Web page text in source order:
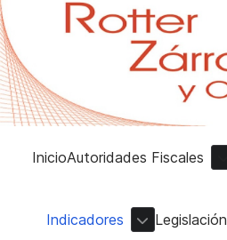
InicioAutoridades Fiscales
Indicadores Legislación